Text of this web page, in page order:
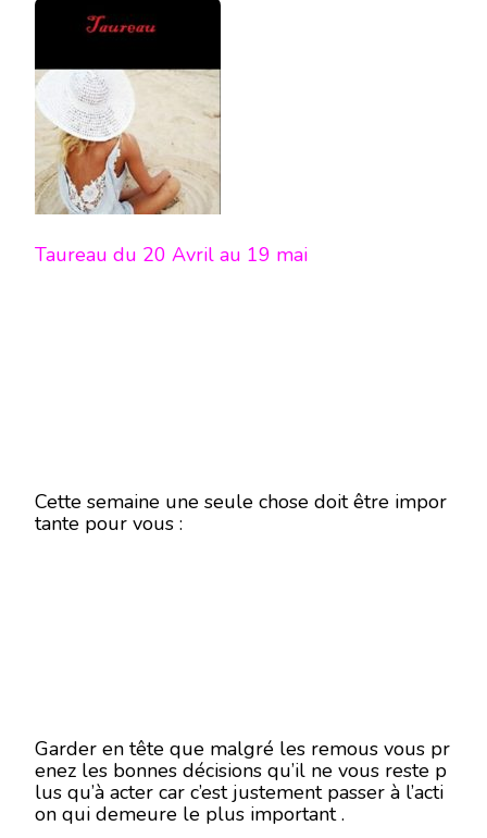
Taureau du 20 Avril au 19 mai
Cette semaine une seule chose doit être impor
tante pour vous :
Garder en tête que malgré les remous vous pr
enez les bonnes décisions qu’il ne vous reste p
lus qu’à acter car c’est justement passer à l’acti
on qui demeure le plus important .